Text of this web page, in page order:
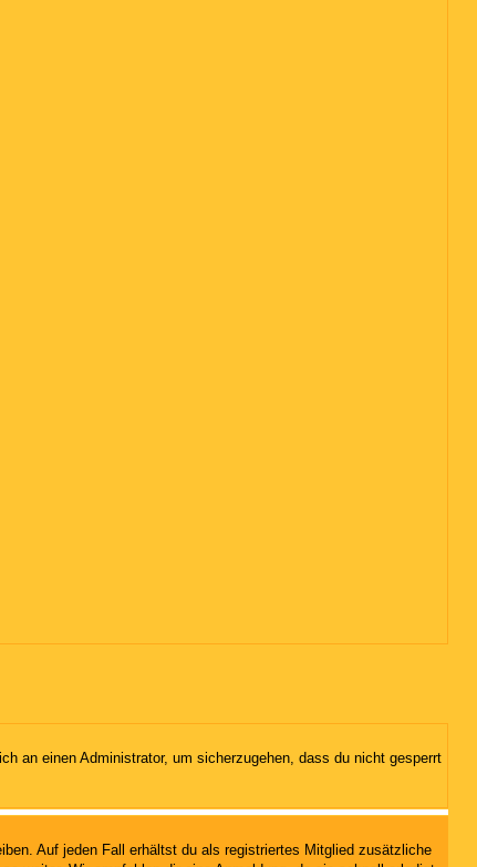
an einen Administrator, um sicherzugehen, dass du nicht gesperrt
Auf jeden Fall erhältst du als registriertes Mitglied zusätzliche